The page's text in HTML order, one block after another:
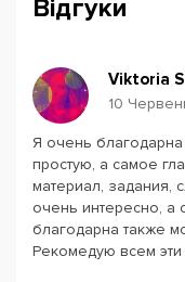
Відгуки
Viktoria
10
Я очень
простую, а самое
материал, задания,
очень интересно, а
благодарна также
Рекомедую всем эти